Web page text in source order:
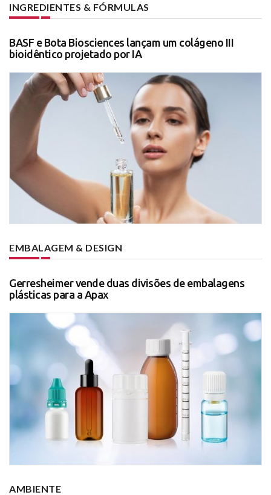
INGREDIENTES & FÓRMULAS
BASF e Bota Biosciences lançam um colágeno III
bioidêntico projetado por IA
EMBALAGEM & DESIGN
Gerresheimer vende duas divisões de embalagens
plásticas para a Apax
AMBIENTE